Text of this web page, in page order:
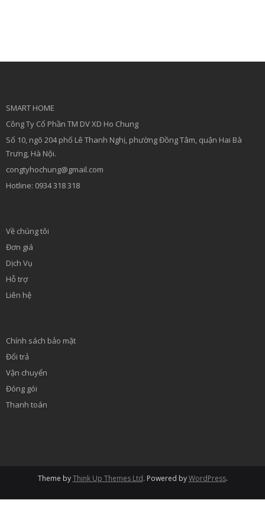
SMART HOME
Công Ty Cổ Phần TM DV XD Ho Chung
Số 10, ngõ 204 phố Lê Thanh Nghị, phường Đồng Tâm, quận Hai Bà
Trưng, Hà Nội.
congtyhochung@gmail.com
Hotline: 0934 318 318
Về chúng tôi
Đơn giá
Dịch Vụ
Hỗ trợ
Liên hệ
Chính sách bảo mật
Đổi trả
Vận chuyển
Đóng gói
Thanh toán
Theme byThink Up Themes Ltd. Powered byWordPress.